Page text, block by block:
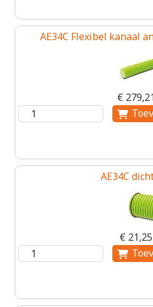
AE34C Flexibel kanaal
€
AE34C
€ 21,25